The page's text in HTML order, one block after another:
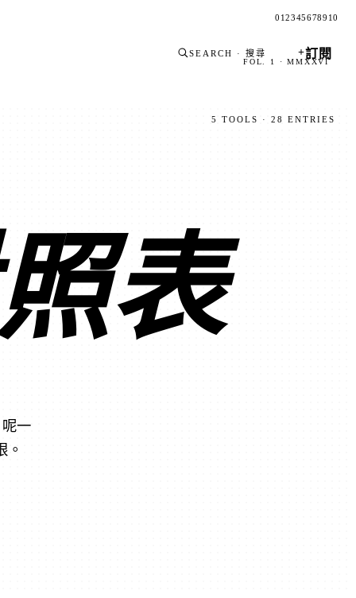
0 123456789 10
SEARCH · 搜尋 +訂閱
FOL. 1 · MMXXVI
5 TOOLS · 28 ENTRIES
表
一
。